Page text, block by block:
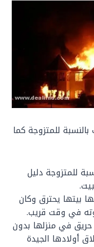
للمتزوجة كما
للمتزوجة دليل
بيتها يحترق وكان
في وقت قريب.
في منزلها بدون
أولادها الجيدة